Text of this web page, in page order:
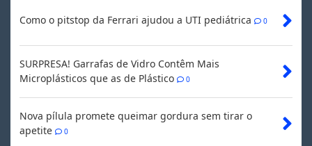
Como o pitstop da Ferrari ajudou a UTI pediátrica 0
SURPRESA! Garrafas de Vidro Contêm Mais
Microplásticos que as de Plástico
0
Nova pílula promete queimar gordura sem tirar o
apetite
0